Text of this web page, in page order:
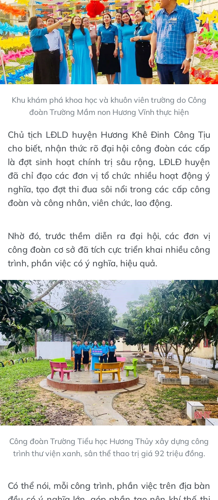
Khu khám phá khoa học và khuôn viên trường do Công
đoàn Trường Mầm non Hương Vĩnh thực hiện
Chủ tịch LĐLD huyện Hương Khê Đinh Công Tịu
cho biết, nhận thức rõ đại hội công đoàn các cấp
là đợt sinh hoạt chính trị sâu rộng, LĐLĐ huyện
đã chỉ đạo các đơn vị tổ chức nhiều hoạt động ý
nghĩa, tạo đợt thi đua sôi nổi trong các cấp công
đoàn và công nhân, viên chức, lao động.
Nhờ đó, trước thềm diễn ra đại hội, các đơn vị
công đoàn cơ sở đã tích cực triển khai nhiều công
trình, phần việc có ý nghĩa, hiệu quả.
Công đoàn Trường Tiểu học Hương Thủy xây dựng công
trình thư viện xanh, sân thể thao trị giá 92 triệu đồng.
Có thể nói, mỗi công trình, phần việc trên địa bàn